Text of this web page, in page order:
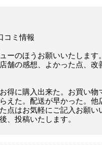
コミ情報
ーのほうお願いいたします。
舗の感想、よかった点、
得に購入出来た。お買い物
えた。配送が早かった。他
点はお気軽にご記入お願い
、投稿いたします。